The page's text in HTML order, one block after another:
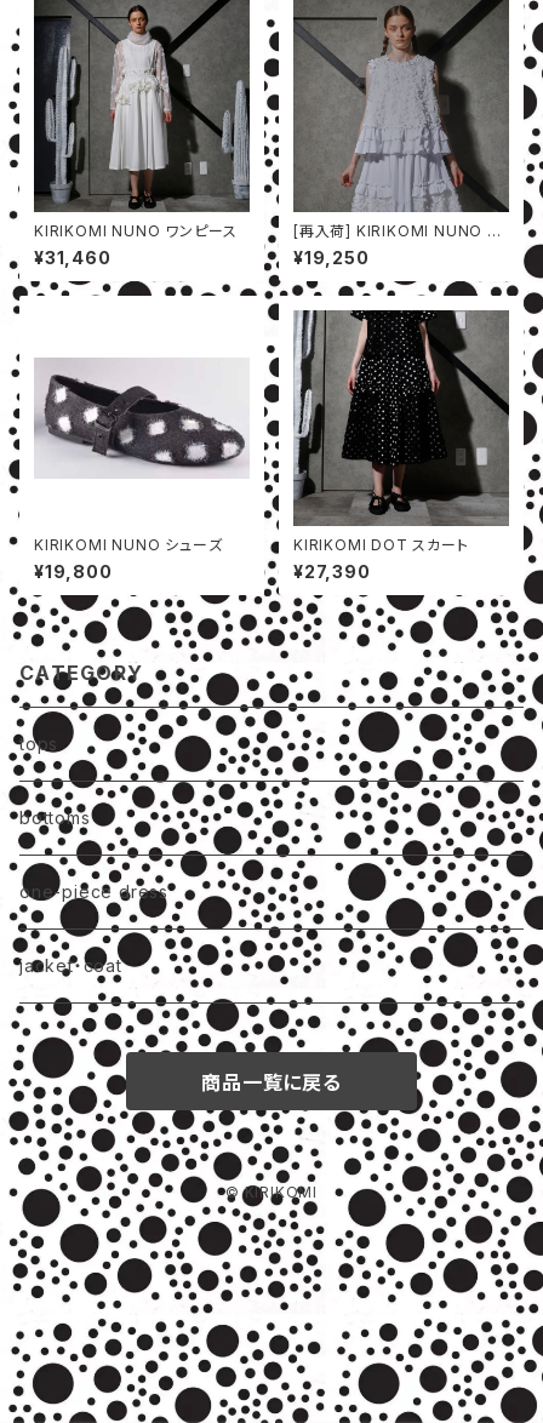
KIRIKOMI NUNO ワンピース
¥31,460
[再入荷] KIRIKOMI NUNO ベ
スト
¥19,250
KIRIKOMI NUNO シューズ
¥19,800
KIRIKOMI DOT スカート
¥27,390
CATEGORY
tops
bottoms
one-piece dress
jacket・coat
商品一覧に戻る
© KIRIKOMI